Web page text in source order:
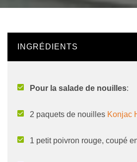
INGRÉDIENTS
Pour la salade de nouilles:
2 paquets de nouilles Konjac
1 petit poivron rouge, coupé